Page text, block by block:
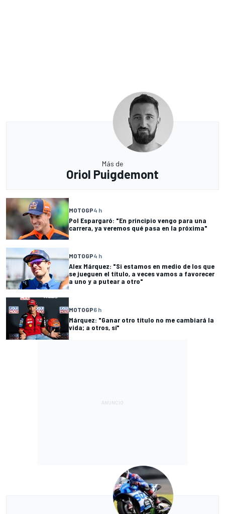
Más de
Oriol Puigdemont
MOTOGP4 h
Pol Espargaró: "En principio vengo para una
carrera, ya veremos qué pasa en la próxima"
MOTOGP4 h
Alex Márquez: "Si estamos en medio de los que
se jueguen el título, a veces vamos a favorecer
a uno y a putear a otro"
MOTOGP6 h
Márquez: "Ganar otro título no me cambiará la
vida; a otros, sí"